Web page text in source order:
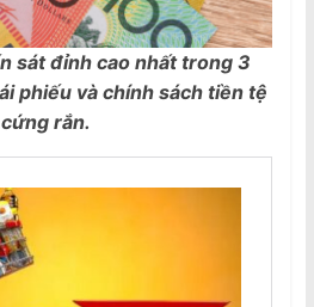
sát đỉnh cao nhất trong 3
phiếu và chính sách tiền tệ
cứng rắn.